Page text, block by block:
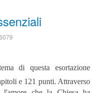
di questa esortazione
e 121 punti. Attraverso